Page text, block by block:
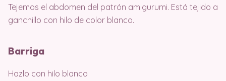
Tejemos el abdomen del patrón amigurumi. Está tejido a
ganchillo con hilo de color blanco.
Barriga
Hazlo con hilo blanco